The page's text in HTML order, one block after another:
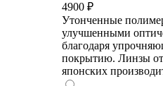
4900 ₽
Утонченные
улучшенными
благодаря
покрытию. Линзы
японских